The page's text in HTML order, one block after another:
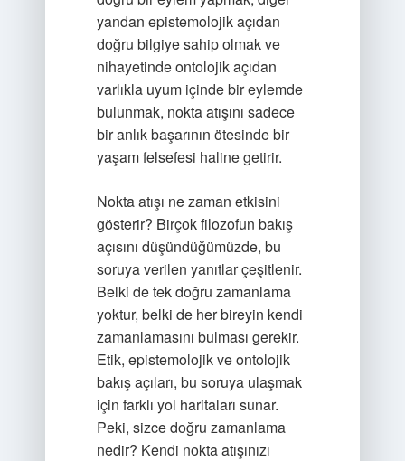
yandan epistemolojik açıdan
doğru bilgiye sahip olmak ve
nihayetinde ontolojik açıdan
varlıkla uyum içinde bir eylemde
bulunmak, nokta atışını sadece
bir anlık başarının ötesinde bir
yaşam felsefesi haline getirir.
Nokta atışı ne zaman etkisini
gösterir? Birçok filozofun bakış
açısını düşündüğümüzde, bu
soruya verilen yanıtlar çeşitlenir.
Belki de tek doğru zamanlama
yoktur, belki de her bireyin kendi
zamanlamasını bulması gerekir.
Etik, epistemolojik ve ontolojik
bakış açıları, bu soruya ulaşmak
için farklı yol haritaları sunar.
Peki, sizce doğru zamanlama
nedir? Kendi nokta atışınızı